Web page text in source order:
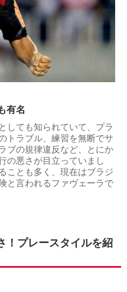
有名
しても知られていて、プラ
トラブル、練習を無断でサ
ブの規律違反など、とにか
の悪さが目立っていまし
ことも多く、現在はブラジ
と言われるファヴェーラで
！プレースタイルを紹